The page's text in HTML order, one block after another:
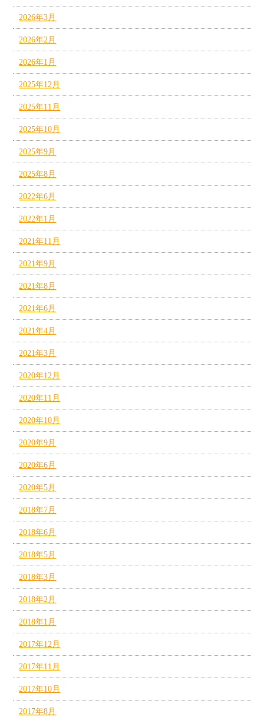
2026年3月
2026年2月
2026年1月
2025年12月
2025年11月
2025年10月
2025年9月
2025年8月
2022年6月
2022年1月
2021年11月
2021年9月
2021年8月
2021年6月
2021年4月
2021年3月
2020年12月
2020年11月
2020年10月
2020年9月
2020年6月
2020年5月
2018年7月
2018年6月
2018年5月
2018年3月
2018年2月
2018年1月
2017年12月
2017年11月
2017年10月
2017年8月